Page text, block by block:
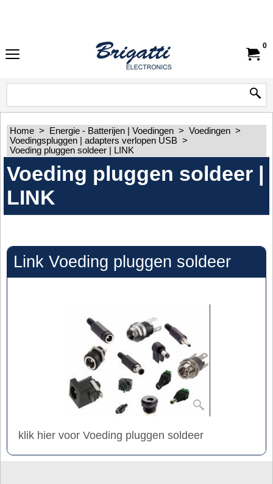
0
Home > Energie - Batterijen | Voedingen > Voedingen >
Voedingspluggen | adapters verlopen USB >
Voeding pluggen soldeer | LINK
Voeding pluggen soldeer |
LINK
Link Voeding pluggen soldeer
klik hier voor Voeding pluggen soldeer